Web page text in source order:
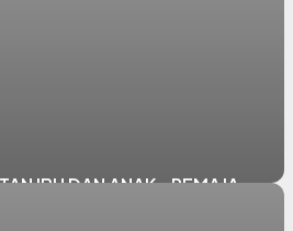
IBU DAN ANAK - REMAJA